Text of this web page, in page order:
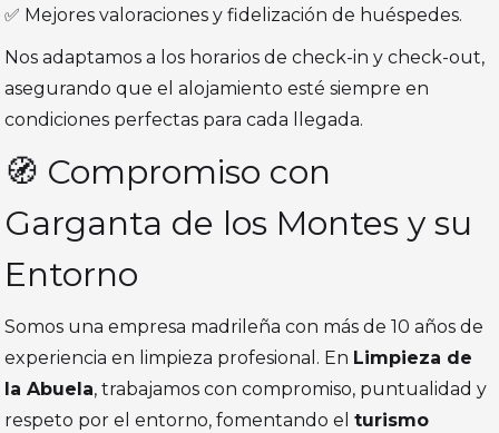
✅ Mejores valoraciones y fidelización de huéspedes.
Nos adaptamos a los horarios de check-in y check-out,
asegurando que el alojamiento esté siempre en
condiciones perfectas para cada llegada.
🧭 Compromiso con
Garganta de los Montes y su
Entorno
Somos una empresa madrileña con más de 10 años de
experiencia en limpieza profesional. En Limpieza de
la Abuela, trabajamos con compromiso, puntualidad y
respeto por el entorno, fomentando elturismo